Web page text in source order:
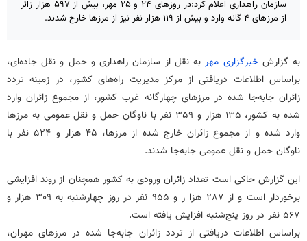
سازمان راهداری اعلام کرد:در روزهای ۲۴ و ۲۵ مهر، بیش از ۵۹۷ هزار زائر
از مرزهای ۴ گانه وارد و بیش از ۱۱۹ هزار نفر نیز از مرزها خارج شدند.
به گزارشخبرگزاری مهربه نقل از سازمان راهداری و حمل و نقل جاده‌ای،
براساس اطلاعات دریافتی از مرکز مدیریت راه‌های کشور، در زمینه تردد
زائران جابه‌جا شده در مرزهای چهارگانه غرب کشور، از مجموع زائران وارد
شده به کشور، ۱۳۵ هزار و ۳۵۹ نفر با ناوگان حمل و نقل عمومی به مرزها
وارد شده و از مجموع زائران خارج شده از مرزها، ۴۵ هزار و ۵۲۴ نفر با
ناوگان حمل و نقل عمومی جابه‌جا شدند.
این گزارش حاکی است تعداد زائران ورودی به کشور همچنان از روند افزایشی
برخوردار است و از ۲۸۷ هزا ر و ۹۵۵ نفر در روز چهارشنبه به ۳۰۹ هزار و
۵۶۷ نفر در روز پنج‌شنبه افزایش یافته است.
براساس اطلاعات دریافتی از تردد زائران جابه‌جا شده در مرزهای مهران،